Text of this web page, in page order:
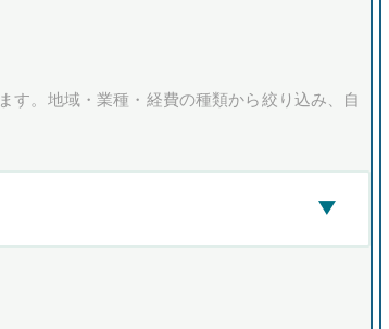
す。地域・業種・経費の種類から絞り込み、自
▶